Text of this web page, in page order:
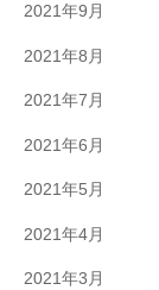
2021年9月
2021年8月
2021年7月
2021年6月
2021年5月
2021年4月
2021年3月